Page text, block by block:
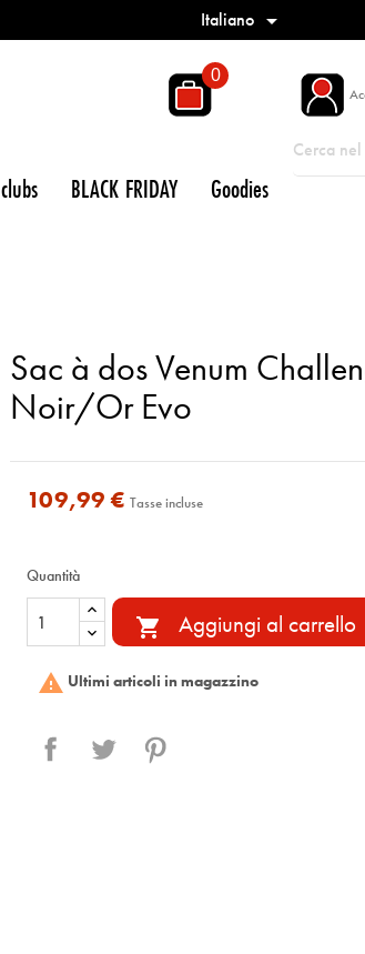
Italiano 
0
clubs BLACK FRIDAY Goodies
Sac à dos Venum
Noir/Or Evo
109,99 € Tasse incluse
Quantità
 Aggiungi al carrello
 Ultimi articoli in magazzino
Condividi Twitta